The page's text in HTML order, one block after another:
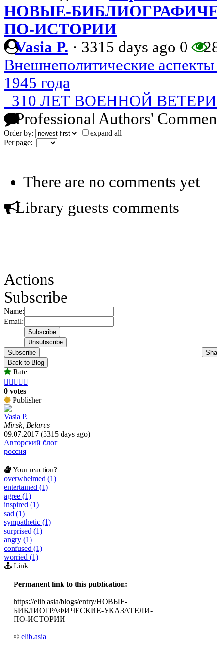
НОВЫЕ-
ПО-ИСТОРИИ
Vasia P. · 3315 days ago 0
Внешнеполитические
1945 года
310 ЛЕТ ВОЕННОЙ
Professional Authors'
Order by:
expand all
Per page:
There are no comments yet
Library guests comments
Actions
Subscribe
Name:
Email:
Subscribe
Back to Blog
Rate
    
0 votes
Publisher
Vasia P.
Minsk, Belarus
09.07.2017 (3315 days ago)
Авторский блог
россия
Your reaction?
overwhelmed (1)
entertained (1)
agree (1)
inspired (1)
sad (1)
sympathetic (1)
surprised (1)
angry (1)
confused (1)
worried (1)
Link
Permanent link to this publication:
https://elib.asia/blogs/entry/НОВЫЕ-
БИБЛИОГРАФИЧЕСКИЕ-УКАЗАТЕЛИ-
ПО-ИСТОРИИ
© elib.asia